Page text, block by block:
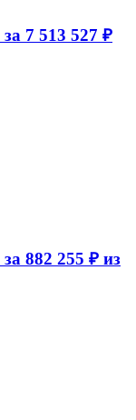
7 513 527 ₽
882 255 ₽ из